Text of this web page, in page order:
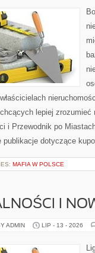
lepiej
i Przewodnik po
publikacje dotyczące
MAFIA W POLSCE
I
ADMIN LIP - 13 - 2026